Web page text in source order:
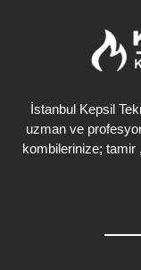
İstanbul Kepsil
uzman ve
kombilerinize; tamir